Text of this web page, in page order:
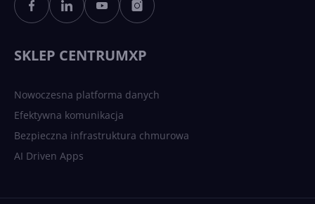
Sztuczna inteligencja po
polsku. Dość barier
SKLEP CENTRUMXP
Nowoczesna platforma danych
Efektywna komunikacja
Bezpieczna infrastruktura chmurowa
AI Driven Apps